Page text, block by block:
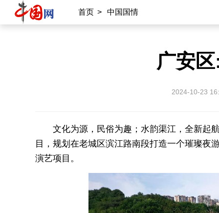
首页 > 中国国情
广安
2024-10-23
文化为源，民俗为趣；水韵渠江，全新起
目，规划在老城区滨江路南段打造一个璀璨夜
演艺项目。